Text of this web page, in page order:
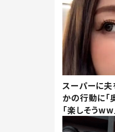
スーパーに夫
かの行動に「
「楽しそうww